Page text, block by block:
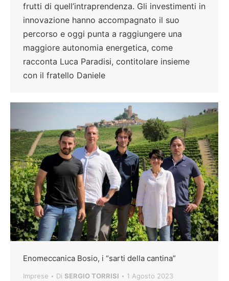
frutti di quell’intraprendenza. Gli investimenti in
innovazione hanno accompagnato il suo
percorso e oggi punta a raggiungere una
maggiore autonomia energetica, come
racconta Luca Paradisi, contitolare insieme
con il fratello Daniele
Enomeccanica Bosio, i “sarti della cantina”
Imprese Di SERGIO TORRISI 1 Agosto 2023